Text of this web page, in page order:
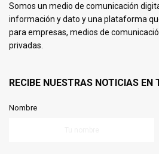
Somos un medio de comunicación
información y dato y una plataforma
para empresas, medios de
privadas.
RECIBE NUESTRAS NOTICIAS EN
Nombre